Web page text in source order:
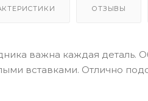
ОТЗЫВЫ
важна каждая деталь.
вставками. Отлично